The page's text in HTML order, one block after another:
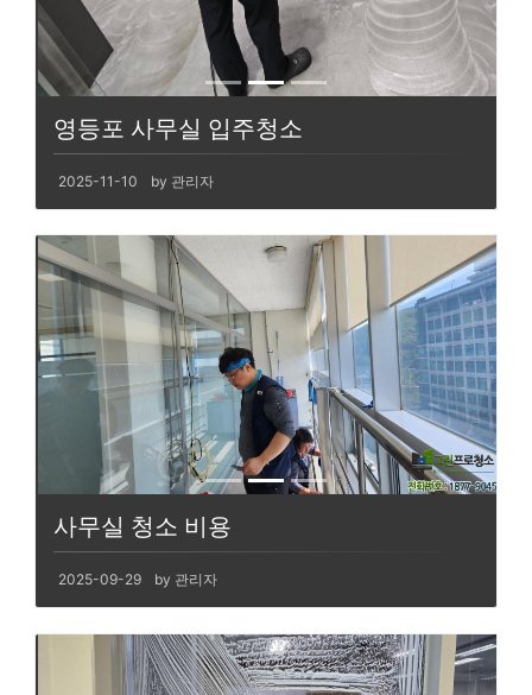
영등포 사무실 입주청소
2025-11-10 by 관리자
사무실 청소 비용
2025-09-29 by 관리자